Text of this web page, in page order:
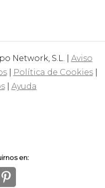
Network, S.L. | Aviso
| Política de Cookies|
| Ayuda
en:
1